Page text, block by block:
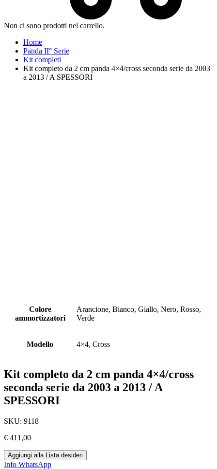
Non ci sono prodotti nel carrello.
Home
Panda II° Serie
Kit completi
Kit completo da 2 cm panda 4×4/cross seconda serie da 2003
a 2013 / A SPESSORI
Colore
ammortizzatori
Arancione, Bianco, Giallo, Nero, Rosso,
Verde
Modello 4×4, Cross
Kit completo da 2 cm panda 4×4/cross
seconda serie da 2003 a 2013 / A
SPESSORI
SKU: 9118
€ 411,00
Aggiungi alla Lista desideri
Info WhatsApp